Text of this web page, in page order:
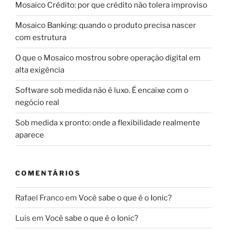
Mosaico Crédito: por que crédito não tolera improviso
Mosaico Banking: quando o produto precisa nascer
com estrutura
O que o Mosaico mostrou sobre operação digital em
alta exigência
Software sob medida não é luxo. É encaixe com o
negócio real
Sob medida x pronto: onde a flexibilidade realmente
aparece
COMENTÁRIOS
Rafael Francoem Você sabe o que é o Ionic?
Luis em Você sabe o que é o Ionic?